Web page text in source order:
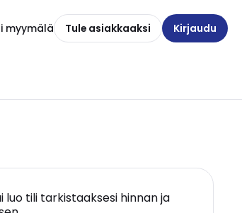
myymälä Tule asiakkaaksi Kirjaudu
luo tili tarkistaaksesi hinnan ja